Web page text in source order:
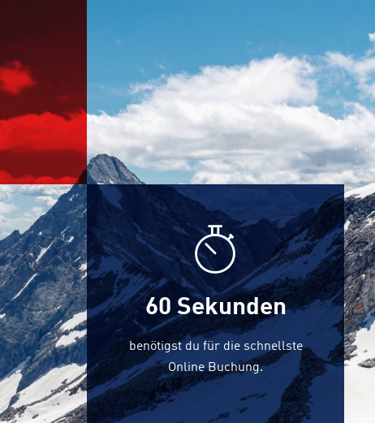
60 Sekunden
benötigst du für die schnellste
Online Buchung.